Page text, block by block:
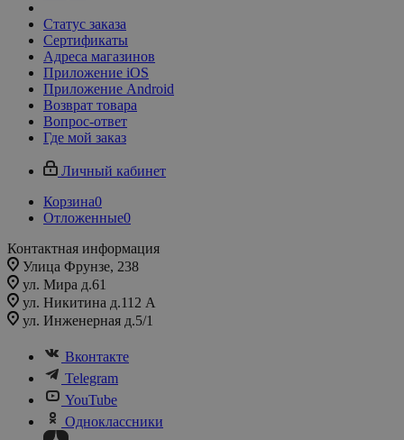
Статус заказа
Сертификаты
Адреса магазинов
Приложение iOS
Приложение Android
Возврат товара
Вопрос-ответ
Где мой заказ
Личный кабинет
Корзина0
Отложенные0
Контактная информация
Улица Фрунзе, 238​
ул. Мира д.61
ул. Никитина д.112 А
ул. Инженерная д.5/1
Вконтакте
Telegram
YouTube
Одноклассники